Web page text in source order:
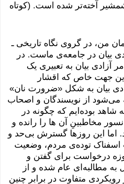
آخته‌تر شده است. (کوتاه
من، در گروی نگاه تاریخی ـ
بیان در جامعه‌ی ماست. در
آزادی بیان به تعبیری یک
جهت خاص که اقشار
بیان به شکل «ضرورت نان»
می‌شود از نویسندگان و اصحاب
شاهد بوده‌ایم که چگونه در
مخاطبین‌ِ آن ها را رانده و
اما این روزها گسترش بی‌حد و
اسفناک توده‌ی مردم، وضعیت
درخواست برای گفتن و
به مطالبه‌ا‌ی عام شده و از
متفاوت در برابر چنین